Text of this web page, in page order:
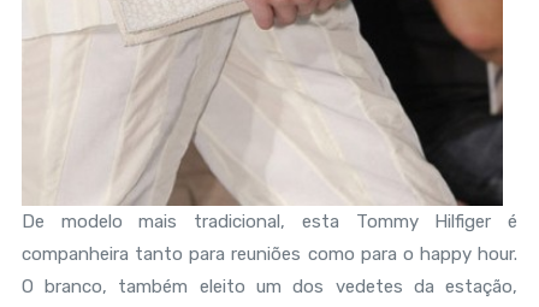
De modelo mais tradicional, esta Tommy Hilfiger é
companheira tanto para reuniões como para o happy hour.
O branco, também eleito um dos vedetes da estação,